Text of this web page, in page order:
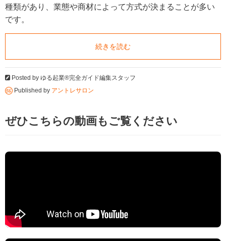
種類があり、業態や商材によって方式が決まることが多い
です。
続きを読む
Posted by ゆる起業®完全ガイド編集スタッフ
Published by アントレサロン
ぜひこちらの動画もご覧ください